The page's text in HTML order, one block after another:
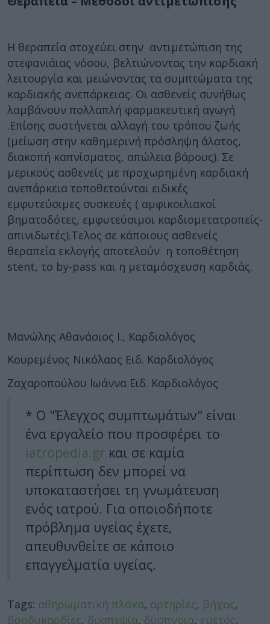
H θεραπεία στοχεύει στην αντιμετώπιση της
στεφανιάιας νόσου, βελτιώνοντας την καρδιακή
λειτουργία και μειώνοντας τα συμπτώματα της
καρδιακής ανεπάρκειας. Οι ασθενείς συνήθως
λαμβάνουν πολλαπλή φαρμακευτική αγωγή
.Επίσης συστήνεται αλλαγή του τρόπου ζωής
(μείωση στην καθημερινή πρόσληψη άλατος,
διακοπή καπνίσματος, απώλεια βάρους). Σε
μερικούς ασθενείς με προχωρημένη καρδιακή
ανεπάρκεια τοποθετούνται ειδικές
εμφυτεύσιμες συσκευές ( αμφικοιλιακοί
βηματοδότες, εμφυτεύσιμοι καρδιομετατροπείς-
απινιδωτές).Τελος σε κάποιους ασθενείς
θεραπεία εκλογής αποτελούν η τοποθέτηση
stent, το by-pass και η μεταμόσχευση καρδιάς.
Μανώλης Αθανάσιος Ι., Καρδιολόγος
Κουρεμένος Νικόλαος Ειδ. Καρδιολόγος
Ζαχαροπούλου Ιωάννα Ειδ. Καρδιολόγος
* Ο "Έλεγχος συμπτωμάτων" είναι
ένα εργαλείο που προσφέρει το
iatropedia.gr και σε καμία
περίπτωση δεν μπορεί να
υποκαταστήσει τη γνωμάτευση
ενός ιατρού. Για οποιοδήποτε
πρόβλημα υγείας έχετε,
απευθυνθείτε σε κάποιο
επαγγελματία υγείας.
Tags: αθηρωματική πλάκα, αρτηρίες, βήχας,
βραδυκαρδίες, δυσπεψία, δύσπνοια, εμετός,